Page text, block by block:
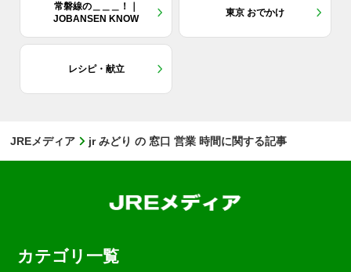
常磐線の＿＿＿！｜
JOBANSEN KNOW
東京 おでかけ
レシピ・献立
JREメディア jr みどり の 窓口 営業 時間に関する記事
カテゴリ一覧